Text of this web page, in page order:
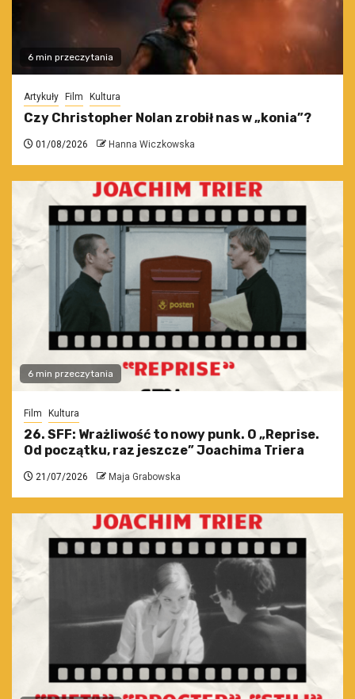
6 min przeczytania
Artykuły Film Kultura
Czy Christopher Nolan zrobił nas w „konia”?
01/08/2026 Hanna Wiczkowska
6 min przeczytania
Film Kultura
26. SFF: Wrażliwość to nowy punk. O „Reprise.
Od początku, raz jeszcze” Joachima Triera
21/07/2026 Maja Grabowska